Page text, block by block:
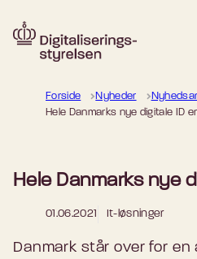
Gå til forsiden
Forside Nyheder
Hele Danmarks nye digitale ID
Hele Danmarks nye
01.06.2021 It-løsninger
Danmark står over for